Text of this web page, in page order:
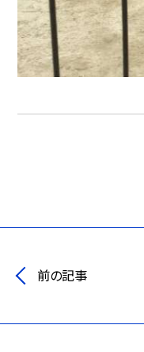
前の記事